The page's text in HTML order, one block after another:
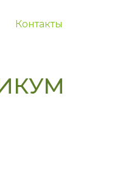
Контакты